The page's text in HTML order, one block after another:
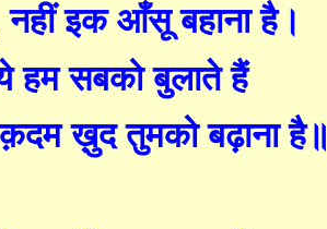
नहींइकआँसू बहाना है।
हमसबको बुलाते हैं
क़दम ख़ुदतुमकोबढ़ाना है॥